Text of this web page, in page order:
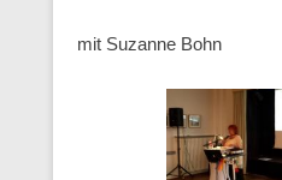
mit Suzanne Bohn